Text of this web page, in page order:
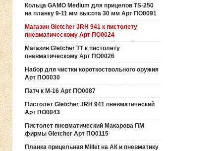
Кольца GAMO Medium для прицелов TS-250
на планку 9-11 мм высота 30 мм Арт ПО0091
Магазин Gletcher JRH 941 к пистолету
пневматическому Арт ПО0024
Магазин Gletcher TT к пистолету
пневматическому Арт ПО0026
Набор для чистки короткоствольного оружия
Арт ПО0030
Патч к М-16 Арт ПО0087
Пистолет Gletcher JRH 941 пневматический
Арт ПО0043
Пистолет пневматический Макарова ПМ
фирмы Gletcher Арт ПО0115
Планка прицельная Millet на АК и пневматику